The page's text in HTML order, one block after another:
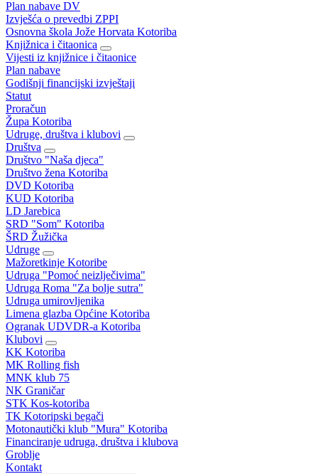
Plan nabave DV
Izvješća o prevedbi ZPPI
Osnovna škola Jože Horvata Kotoriba
Knjižnica i čitaonica
Vijesti iz knjižnice i čitaonice
Plan nabave
Godišnji financijski izvještaji
Statut
Proračun
Župa Kotoriba
Udruge, društva i klubovi
Društva
Društvo "Naša djeca"
Društvo žena Kotoriba
DVD Kotoriba
KUD Kotoriba
LD Jarebica
SRD "Som" Kotoriba
ŠRD Žužička
Udruge
Mažoretkinje Kotoribe
Udruga "Pomoć neizlječivima"
Udruga Roma "Za bolje sutra"
Udruga umirovljenika
Limena glazba Općine Kotoriba
Ogranak UDVDR-a Kotoriba
Klubovi
KK Kotoriba
MK Rolling fish
MNK klub 75
NK Graničar
STK Kos-kotoriba
TK Kotoripski begači
Motonautički klub "Mura" Kotoriba
Financiranje udruga, društva i klubova
Groblje
Kontakt